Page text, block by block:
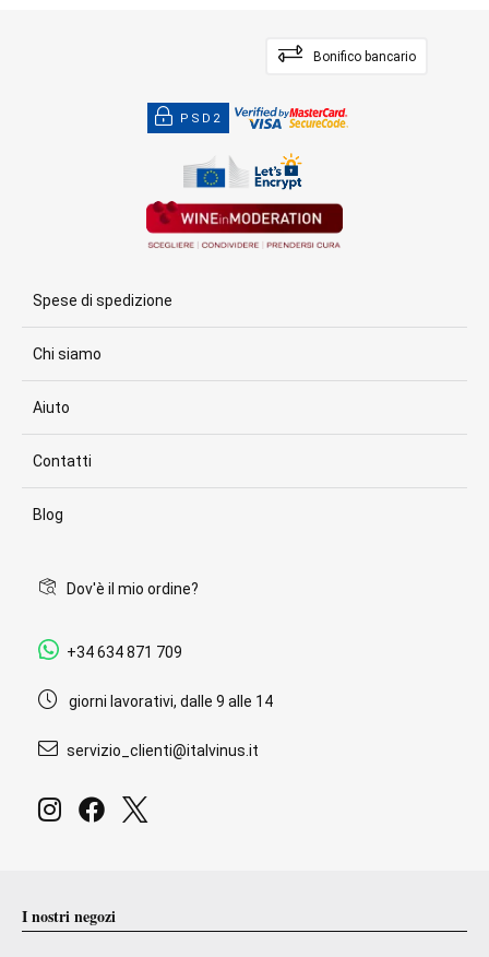
Bonifico bancario
PSD2
Spese di spedizione
Chi siamo
Aiuto
Contatti
Blog
Dov'è il mio ordine?
+34 634 871 709
giorni lavorativi, dalle 9 alle 14
servizio_clienti@italvinus.it
I nostri negozi